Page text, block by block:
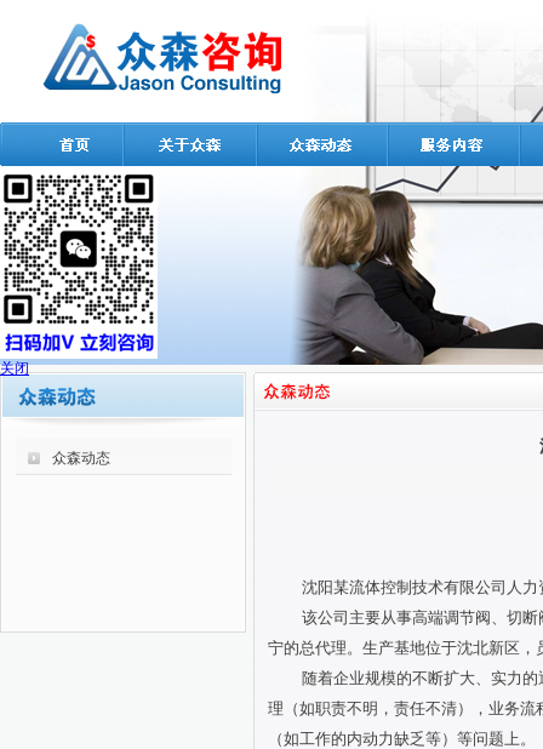
众森动态
沈阳某流体控制技术有限公司人力
该公司主要从事高端调节阀、切
宁的总代理。生产基地位于沈北新区，
随着企业规模的不断扩大、实力
理（如职责不明，责任不清），业务
（如工作的内动力缺乏等）等问题上。
关闭